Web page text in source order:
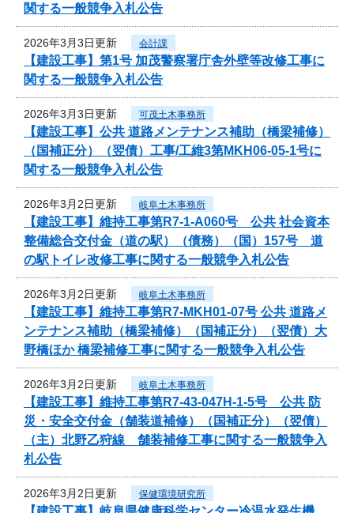
関する一般競争入札公告
2026年3月3日更新 会計課
【建設工事】第1号 加茂警察署庁舎外壁等改修工事に
関する一般競争入札公告
2026年3月3日更新 可茂土木事務所
【建設工事】公共 道路メンテナンス補助（橋梁補修）
（国補正分）（翌債）工事/工維3第MKH06-05-1号に
関する一般競争入札公告
2026年3月2日更新 岐阜土木事務所
【建設工事】維持工事第R7-1-A060号 公共 社会資本
整備総合交付金（道の駅）（債務）（国）157号 道
の駅トイレ改修工事に関する一般競争入札公告
2026年3月2日更新 岐阜土木事務所
【建設工事】維持工事第R7-MKH01-07号 公共 道路メ
ンテナンス補助（橋梁補修）（国補正分）（翌債）大
野橋ほか 橋梁補修工事に関する一般競争入札公告
2026年3月2日更新 岐阜土木事務所
【建設工事】維持工事第R7-43-047H-1-5号 公共 防
災・安全交付金（舗装道補修）（国補正分）（翌債）
（主）北野乙狩線 舗装補修工事に関する一般競争入
札公告
2026年3月2日更新 保健環境研究所